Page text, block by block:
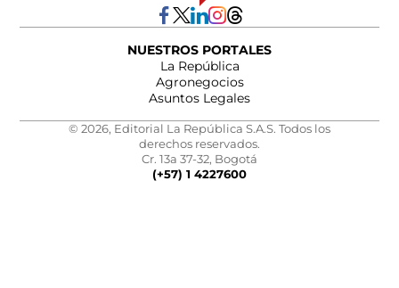
NUESTROS PORTALES
La República
Agronegocios
Asuntos Legales
© 2026, Editorial La República S.A.S. Todos los
derechos reservados.
Cr. 13a 37-32, Bogotá
(+57) 1 4227600